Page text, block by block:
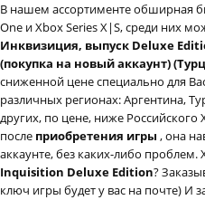
В нашем ассортименте обширная
One и Xbox Series X|S, среди них
Инквизиция, выпуск Deluxe
(покупка на новый аккаунт)
сниженной цене специально для
различных регионах: Аргентина,
других, по цене, ниже
после приобретения игры , она
аккаунте, без каких-либо проблем.
Inquisition Deluxe Edition?
ключ игры будет у вас на почте) И